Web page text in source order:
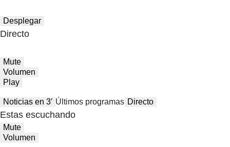
Desplegar
Directo
Mute
Volumen
Play
Noticias en 3′ Últimos programas Directo
Estas escuchando
Mute
Volumen